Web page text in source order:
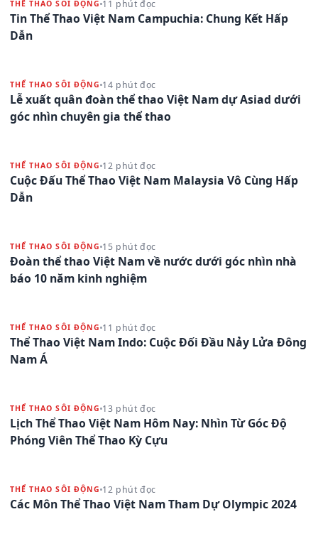
THỂ THAO SÔI ĐỘNG 11 phút đọc
Tin Thể Thao Việt Nam Campuchia: Chung Kết Hấp
Dẫn
THỂ THAO SÔI ĐỘNG 14 phút đọc
Lễ xuất quân đoàn thể thao Việt Nam dự Asiad dưới
góc nhìn chuyên gia thể thao
THỂ THAO SÔI ĐỘNG 12 phút đọc
Cuộc Đấu Thể Thao Việt Nam Malaysia Vô Cùng Hấp
Dẫn
THỂ THAO SÔI ĐỘNG 15 phút đọc
Đoàn thể thao Việt Nam về nước dưới góc nhìn nhà
báo 10 năm kinh nghiệm
THỂ THAO SÔI ĐỘNG 11 phút đọc
Thể Thao Việt Nam Indo: Cuộc Đối Đầu Nảy Lửa Đông
Nam Á
THỂ THAO SÔI ĐỘNG 13 phút đọc
Lịch Thể Thao Việt Nam Hôm Nay: Nhìn Từ Góc Độ
Phóng Viên Thể Thao Kỳ Cựu
THỂ THAO SÔI ĐỘNG 12 phút đọc
Các Môn Thể Thao Việt Nam Tham Dự Olympic 2024